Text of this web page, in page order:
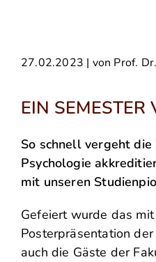
27.02.2023 | von Prof.
EIN SEMESTER
So schnell vergeht
Psychologie
mit unseren
Gefeiert wurde das
Posterpräsentation
auch die Gäste der